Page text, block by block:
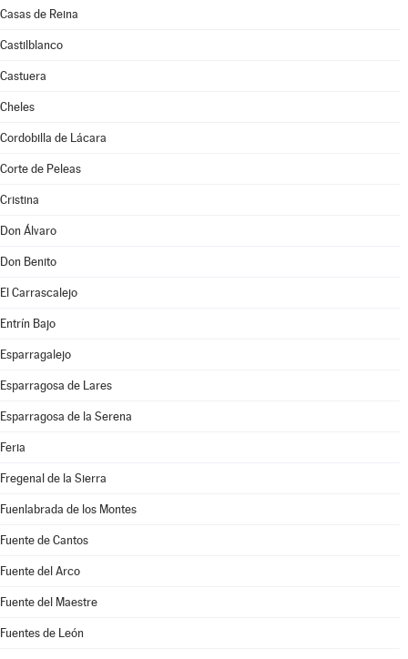
Casas de Reina
Castilblanco
Castuera
Cheles
Cordobilla de Lácara
Corte de Peleas
Cristina
Don Álvaro
Don Benito
El Carrascalejo
Entrín Bajo
Esparragalejo
Esparragosa de Lares
Esparragosa de la Serena
Feria
Fregenal de la Sierra
Fuenlabrada de los Montes
Fuente de Cantos
Fuente del Arco
Fuente del Maestre
Fuentes de León